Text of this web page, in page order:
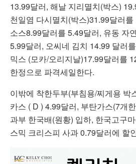
13.99달러, 해날 지리멸치(박스)
천일염 다시멸치(박스)31.99달러
소스8.99달러를 5.49달러, 유동 자
5.99달러, 오씨네 김치 14.99 달러
믹스 (모카/오리지날)17.99달러를
한정으로 파격세일한다.
이밖에 착한두부(부침용/찌게용 박
카스 ( D ) 4.99달러, 부탄가스(7개
과부 한국배(원황) 입하, 한국고구
스믹 크리스피 사과 0.79달러에 할